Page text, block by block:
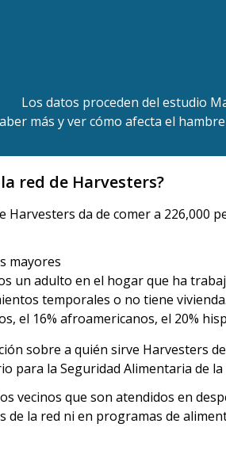
Los datos proceden del estudio
más y ver cómo afecta el
red de Harvesters?
Harvesters da de comer a 226,000
mayores
un adulto en el hogar que ha
temporales o no tiene vivienda.
el 16% afroamericanos, el 20%
sobre a quién sirve Harvesters
para la Seguridad Alimentaria de
vecinos que son atendidos en
de la red ni en programas de